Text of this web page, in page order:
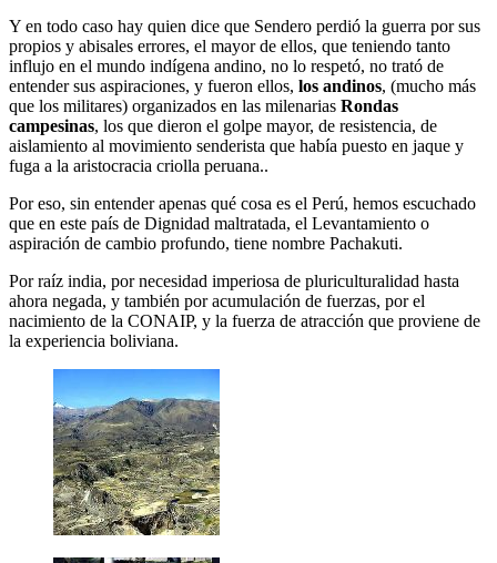
Y en todo caso hay quien dice que Sendero perdió la guerra por sus
propios y abisales errores, el mayor de ellos, que teniendo tanto
influjo en el mundo indígena andino, no lo respetó, no trató de
entender sus aspiraciones, y fueron ellos, los andinos, (mucho más
que los militares) organizados en las milenarias Rondas
campesinas, los que dieron el golpe mayor, de resistencia, de
aislamiento al movimiento senderista que había puesto en jaque y
fuga a la aristocracia criolla peruana..
Por eso, sin entender apenas qué cosa es el Perú, hemos escuchado
que en este país de Dignidad maltratada, el Levantamiento o
aspiración de cambio profundo, tiene nombre Pachakuti.
Por raíz india, por necesidad imperiosa de pluriculturalidad hasta
ahora negada, y también por acumulación de fuerzas, por el
nacimiento de la CONAIP, y la fuerza de atracción que proviene de
la experiencia boliviana.